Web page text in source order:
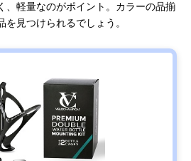
、軽量なのがポイント。カラーの品揃
見つけられるでしょう。